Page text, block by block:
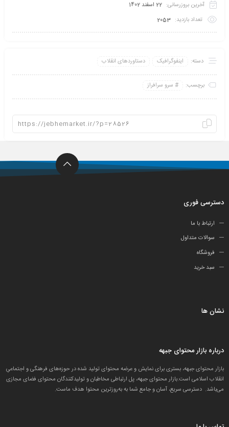
آخرین بروزرسانی: 22 اسفند 1402
تعداد بازدید: 2053
دسته: اینفو‌گرافیک دستاوردهای انقلاب
برچسب: سرو سرافراز
دسترسی فوری
ارتباط با ما
سوالات متداول
فروشگاه
سبد خرید
نشان ها
درباره بازار محتوای جبهه
بازار محتوای جبهه، بستری برای نمایش و عرضه محتوای تولید شده در حوزه‌های فرهنگی و اجتماعیِ
انقلاب اسلامی است.بازار محتوای جبهه، پل ارتباطی مخاطبان و تولید‌کنندگان محتوای فضای مجازی
می‌باشد. دسترسی سریع، آسان و جامع شما به به‌روزترین محتوا هدف ماست.